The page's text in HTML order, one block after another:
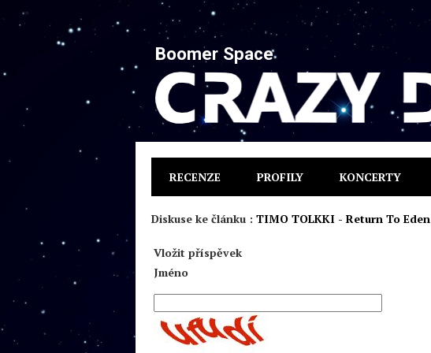
Boomer Space
RECENZE PROFILY KONCERTY
Diskuse ke článku : TIMO TOLKKI - Return To Eden
Vložit příspěvek
Jméno